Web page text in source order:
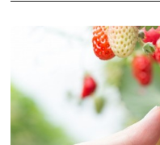
開催日程等の詳細は直接お
ご来店お待ちしております。